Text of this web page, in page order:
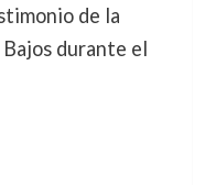
de la
durante el